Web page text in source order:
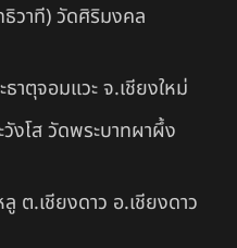
วาที) วัดศิริมงคล
ตุจอมแวะ จ.เชียงใหม่
งโส วัดพระบาทผาผึ้ง
ต.เชียงดาว อ.เชียงดาว